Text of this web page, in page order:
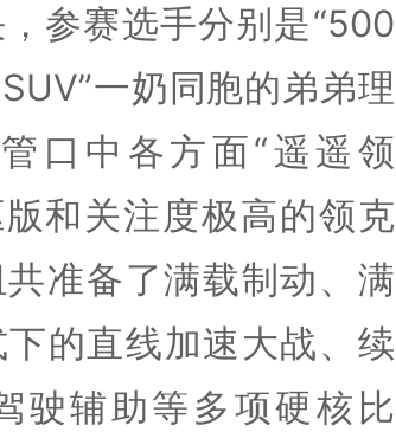
参赛选手分别是“500
一奶同胞的弟弟理
口中各方面“遥遥领
和关注度极高的领克
准备了满载制动、满
的直线加速大战、续
驶辅助等多项硬核比